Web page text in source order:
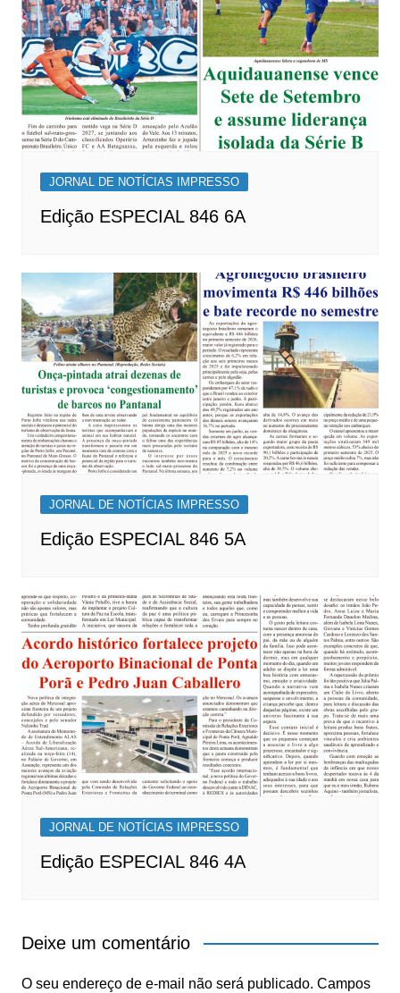
JORNAL DE NOTÍCIAS IMPRESSO
Edição ESPECIAL 846 6A
JORNAL DE NOTÍCIAS IMPRESSO
Edição ESPECIAL 846 5A
JORNAL DE NOTÍCIAS IMPRESSO
Edição ESPECIAL 846 4A
Deixe um comentário
O seu endereço de e-mail não será publicado. Campos